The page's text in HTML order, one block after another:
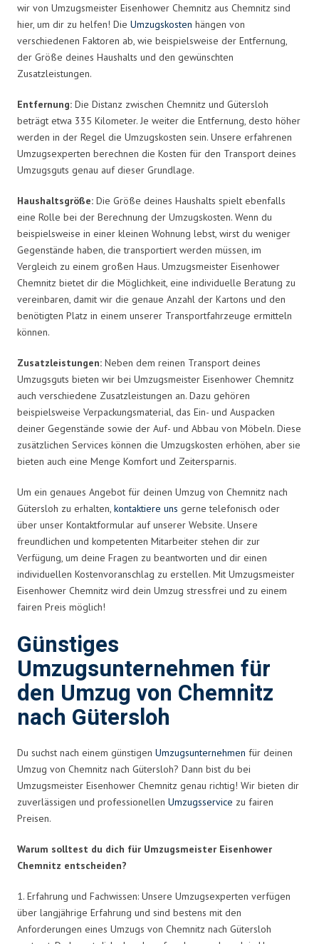
wir von Umzugsmeister Eisenhower Chemnitz aus Chemnitz sind
hier, um dir zu helfen! Die Umzugskosten hängen von
verschiedenen Faktoren ab, wie beispielsweise der Entfernung,
der Größe deines Haushalts und den gewünschten
Zusatzleistungen.
Entfernung: Die Distanz zwischen Chemnitz und Gütersloh
beträgt etwa 335 Kilometer. Je weiter die Entfernung, desto höher
werden in der Regel die Umzugskosten sein. Unsere erfahrenen
Umzugsexperten berechnen die Kosten für den Transport deines
Umzugsguts genau auf dieser Grundlage.
Haushaltsgröße: Die Größe deines Haushalts spielt ebenfalls
eine Rolle bei der Berechnung der Umzugskosten. Wenn du
beispielsweise in einer kleinen Wohnung lebst, wirst du weniger
Gegenstände haben, die transportiert werden müssen, im
Vergleich zu einem großen Haus. Umzugsmeister Eisenhower
Chemnitz bietet dir die Möglichkeit, eine individuelle Beratung zu
vereinbaren, damit wir die genaue Anzahl der Kartons und den
benötigten Platz in einem unserer Transportfahrzeuge ermitteln
können.
Zusatzleistungen: Neben dem reinen Transport deines
Umzugsguts bieten wir bei Umzugsmeister Eisenhower Chemnitz
auch verschiedene Zusatzleistungen an. Dazu gehören
beispielsweise Verpackungsmaterial, das Ein- und Auspacken
deiner Gegenstände sowie der Auf- und Abbau von Möbeln. Diese
zusätzlichen Services können die Umzugskosten erhöhen, aber sie
bieten auch eine Menge Komfort und Zeitersparnis.
Um ein genaues Angebot für deinen Umzug von Chemnitz nach
Gütersloh zu erhalten, kontaktiere uns gerne telefonisch oder
über unser Kontaktformular auf unserer Website. Unsere
freundlichen und kompetenten Mitarbeiter stehen dir zur
Verfügung, um deine Fragen zu beantworten und dir einen
individuellen Kostenvoranschlag zu erstellen. Mit Umzugsmeister
Eisenhower Chemnitz wird dein Umzug stressfrei und zu einem
fairen Preis möglich!
Günstiges
Umzugsunternehmen für
den Umzug von Chemnitz
nach Gütersloh
Du suchst nach einem günstigen Umzugsunternehmen für deinen
Umzug von Chemnitz nach Gütersloh? Dann bist du bei
Umzugsmeister Eisenhower Chemnitz genau richtig! Wir bieten dir
zuverlässigen und professionellen Umzugsservice zu fairen
Preisen.
Warum solltest du dich für Umzugsmeister Eisenhower
Chemnitz entscheiden?
1. Erfahrung und Fachwissen: Unsere Umzugsexperten verfügen
über langjährige Erfahrung und sind bestens mit den
Anforderungen eines Umzugs von Chemnitz nach Gütersloh